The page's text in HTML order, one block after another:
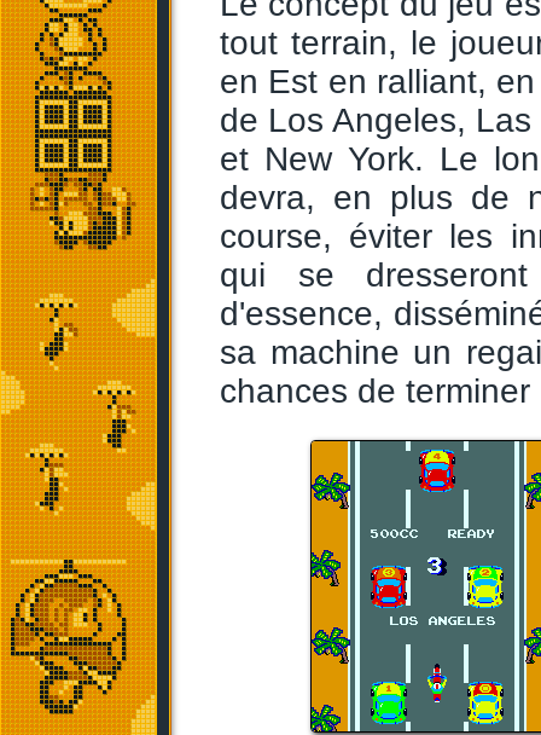
tout terrain, le
en Est en ralliant,
de Los Angeles,
et New York. Le
devra, en plus de
course, éviter les
qui se
d'essence,
sa machine un
chances de